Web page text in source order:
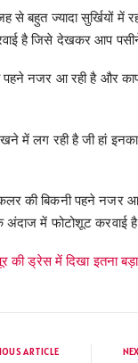
ज्यादा सुर्खियों में
है जिसे देखकर आप
पहने नजर आ रही है
लग रही है जी हां इनका
की बिकनी पहने नजर
में फोटोशूट करवाई
ड्रेस में दिखा इतना
ARTICLE